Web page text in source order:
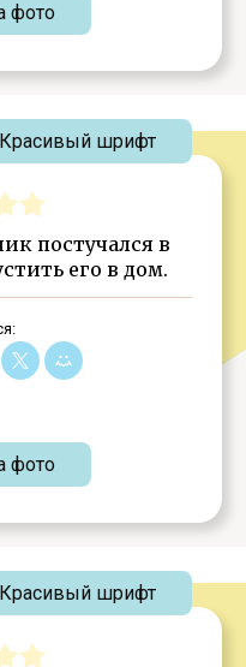
фото
постучался в
его в дом.
фото
Красивый шрифт
Красивый шрифт